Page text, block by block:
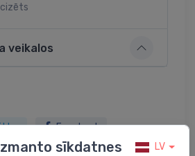
veikalos
Facebook
sīkdatnes LV